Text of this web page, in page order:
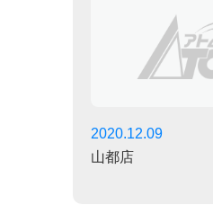
2020.12.09
山都店